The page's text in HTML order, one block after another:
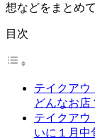
想などをまとめ
目次
テイクアウ
どんなお店
テイクアウ
いに１月中